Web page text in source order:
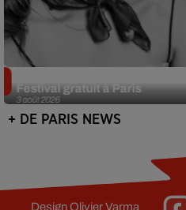
3 août 2026
Festival gratuit à Paris
+ DE PARIS NEWS
DesignOlivier Varma